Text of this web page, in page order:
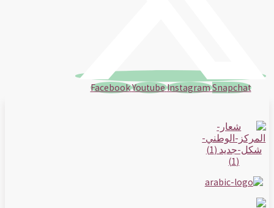
FacebookYoutubeInstagramSnapchat